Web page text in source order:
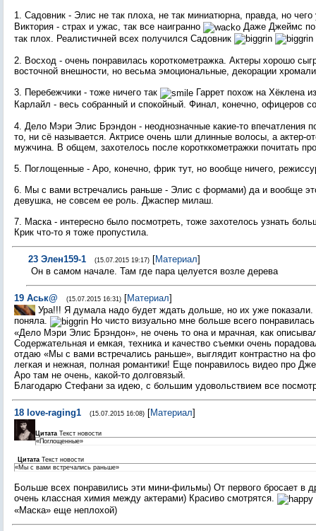
1. Садовник - Элис не так плоха, не так миниатюрна, правда, но
Виктория - страх и ужас, так все наигранно
Даже Джеймс по
так плох. Реалистичней всех получился Садовник
2. Восход - очень понравилась короткометражка. Актеры хорошо
восточной внешности, но весьма эмоциональные, декорации
3. Перебежчики - тоже ничего так
Гаррет похож на Хёклена
Карлайл - весь собранный и спокойный. Финал, конечно, офицеров
4. Дело Мэри Элис Брэндон - неоднозначные какие-то впечатления
то, ни сё называется. Актрисе очень шли длинные волосы, а актер-
мужчина. В общем, захотелось после коротккометражки почитать
5. Поглощенные - Аро, конечно, фрик тут, но вообще ничего,
6. Мы с вами встречались раньше - Элис с формами) да и вообще
девушка, не совсем ее роль. Джаспер милаш.
7. Маска - интересно было посмотреть, тоже захотелось узнать
Крик что-то я тоже пропустила.
23 Элен159-1 (15.07.2015 19:17) [Материал]
Он в самом начале. Там где пара целуется возле дерева
19 Аськ@ (15.07.2015 16:31) [Материал]
Ура!!! Я думала надо будет ждать дольше, но их уже
поняла.
Но чисто визуально мне больше всего
«Дело Мэри Элис Брэндон», не очень то она и мрачная, как
Содержательная и емкая, техника и качество съемки очень
отдаю «Мы с вами встречались раньше», выглядит контрастно на
легкая и нежная, полная романтики! Еще понравилось видео про
Аро там не очень, какой-то долговязый.
Благодарю Стефани за идею, с большим удовольствием все
18 love-raging1 (15.07.2015 16:08) [Материал]
Цитата Текст новости
«Поглощенные»
Цитата Текст новости
«Мы с вами встречались раньше»
Больше всех понравились эти мини-фильмы) От первого бросает в
очень классная химия между актерами) Красиво смотрятся.
«Маска» еще неплохой)